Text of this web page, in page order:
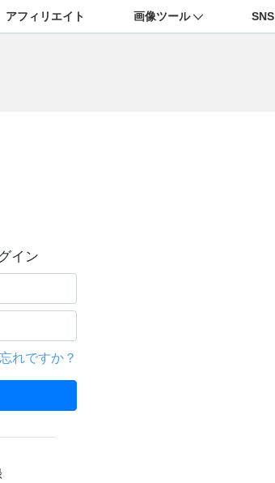
アフィリエイト 画像ツール SNS
イン
れですか？